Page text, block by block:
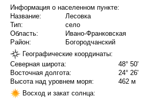
Информация о населенном пункте:
Название:
Лесовка
Тип:
село
Область:
Ивано-Франковская
Район:
Богородчанский
Географические координаты:
Северная широта:
48° 50'
Восточная долгота:
24° 26'
Высота над уровнем моря:
462 м
Восход и закат солнца: